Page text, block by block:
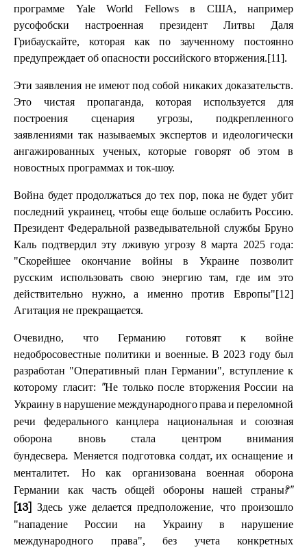
программе Yale World Fellows в США, например
русофобски настроенная президент Литвы Даля
Грибаускайте, которая как по заученному постоянно
предупреждает об опасности российского вторжения.[11].
Эти заявления не имеют под собой никаких доказательств.
Это чистая пропаганда, которая используется для
построения сценария угрозы, подкрепленного
заявлениями так называемых экспертов и идеологически
ангажированных ученых, которые говорят об этом в
новостных программах и ток-шоу.
Война будет продолжаться до тех пор, пока не будет убит
последний украинец, чтобы еще больше ослабить Россию.
Президент Федеральной разведывательной службы Бруно
Каль подтвердил эту лживую угрозу 8 марта 2025 года:
"Скорейшее окончание войны в Украине позволит
русским использовать свою энергию там, где им это
действительно нужно, а именно против Европы"[12]
Агитация не прекращается.
Очевидно, что Германию готовят к войне
недобросовестные политики и военные. В 2023 году был
разработан "Оперативный план Германии", вступление к
которому гласит:
"Не только после вторжения России на
Украину в нарушение международного права и переломной
речи федерального канцлера национальная и союзная
оборона вновь стала центром внимания
бундесвера. Меняется подготовка солдат, их оснащение и
менталитет.
Но как организована военная оборона
Германии как часть общей обороны нашей страны?"
[13]Здесь уже делается предположение, что произошло
"нападение России на Украину в нарушение
международного права", без учета конкретных